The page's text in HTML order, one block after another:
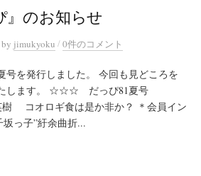
』のお知らせ
by jimukyoku /0件のコメント
号を発行しました。 今回も見どころを
たします。 ☆☆☆ だっぴ81夏号
コオロギ食は是か非か？ ＊会員イン
っ子”紆余曲折...